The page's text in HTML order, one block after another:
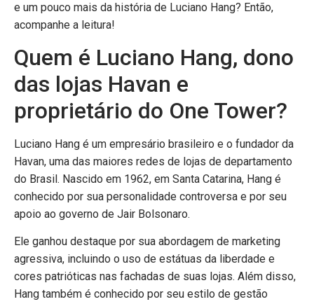
e um pouco mais da história de Luciano Hang? Então,
acompanhe a leitura!
Quem é Luciano Hang, dono
das lojas Havan e
proprietário do One Tower?
Luciano Hang é um empresário brasileiro e o fundador da
Havan, uma das maiores redes de lojas de departamento
do Brasil. Nascido em 1962, em Santa Catarina, Hang é
conhecido por sua personalidade controversa e por seu
apoio ao governo de Jair Bolsonaro.
Ele ganhou destaque por sua abordagem de marketing
agressiva, incluindo o uso de estátuas da liberdade e
cores patrióticas nas fachadas de suas lojas. Além disso,
Hang também é conhecido por seu estilo de gestão